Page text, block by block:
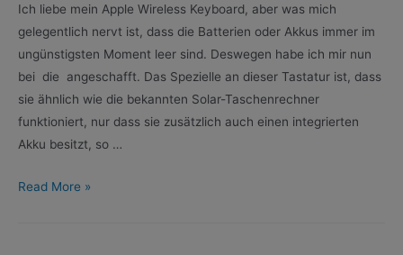
Ich liebe mein Apple Wireless Keyboard, aber was mich
gelegentlich nervt ist, dass die Batterien oder Akkus immer im
ungünstigsten Moment leer sind. Deswegen habe ich mir nun
bei die angeschafft. Das Spezielle an dieser Tastatur ist, dass
sie ähnlich wie die bekannten Solar-Taschenrechner
funktioniert, nur dass sie zusätzlich auch einen integrierten
Akku besitzt, so …
Die
Read More »